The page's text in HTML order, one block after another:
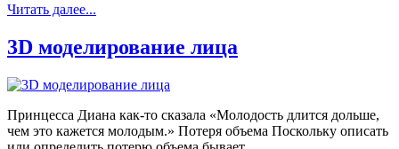
Читать далее...
3D моделирование лица
Принцесса Диана как-то сказала «Молодость длится дольше,
чем это кажется молодым.» Потеря объема Поскольку описать